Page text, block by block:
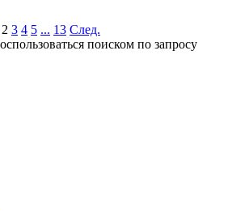
2 3 4 5 ... 13 След.
поиском по запросу